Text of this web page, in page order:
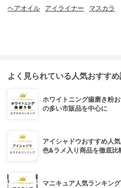
ヘアオイル アイライナー マスカラ
よく見られている人気おすす
ホワイトニング歯磨き粉
の多い市販品を中心に
アイシャドウおすすめ人
色&ラメ入り商品を徹底比
マニキュア人気ランキン